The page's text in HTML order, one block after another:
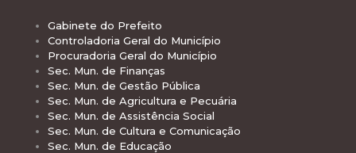
Gabinete do Prefeito
Controladoria Geral do Município
Procuradoria Geral do Município
Sec. Mun. de Finanças
Sec. Mun. de Gestão Pública
Sec. Mun. de Agricultura e Pecuária
Sec. Mun. de Assistência Social
Sec. Mun. de Cultura e Comunicação
Sec. Mun. de Educação